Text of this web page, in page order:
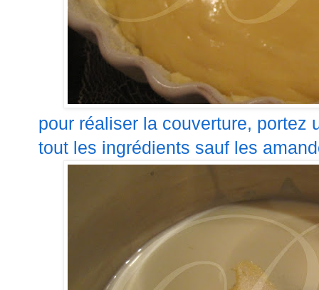
pour réaliser la couverture, portez
tout les ingrédients sauf les